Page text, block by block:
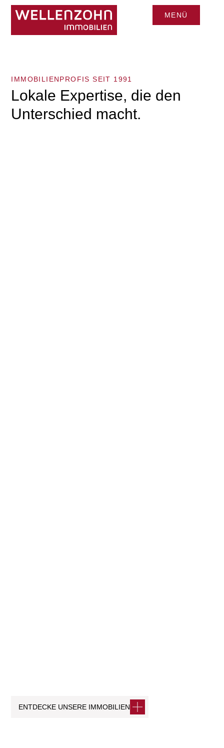
MENÜ
IMMOBILIENPROFIS SEIT 1991
Lokale Expertise, die den
Unterschied macht.
ENTDECKE UNSERE IMMOBILIEN